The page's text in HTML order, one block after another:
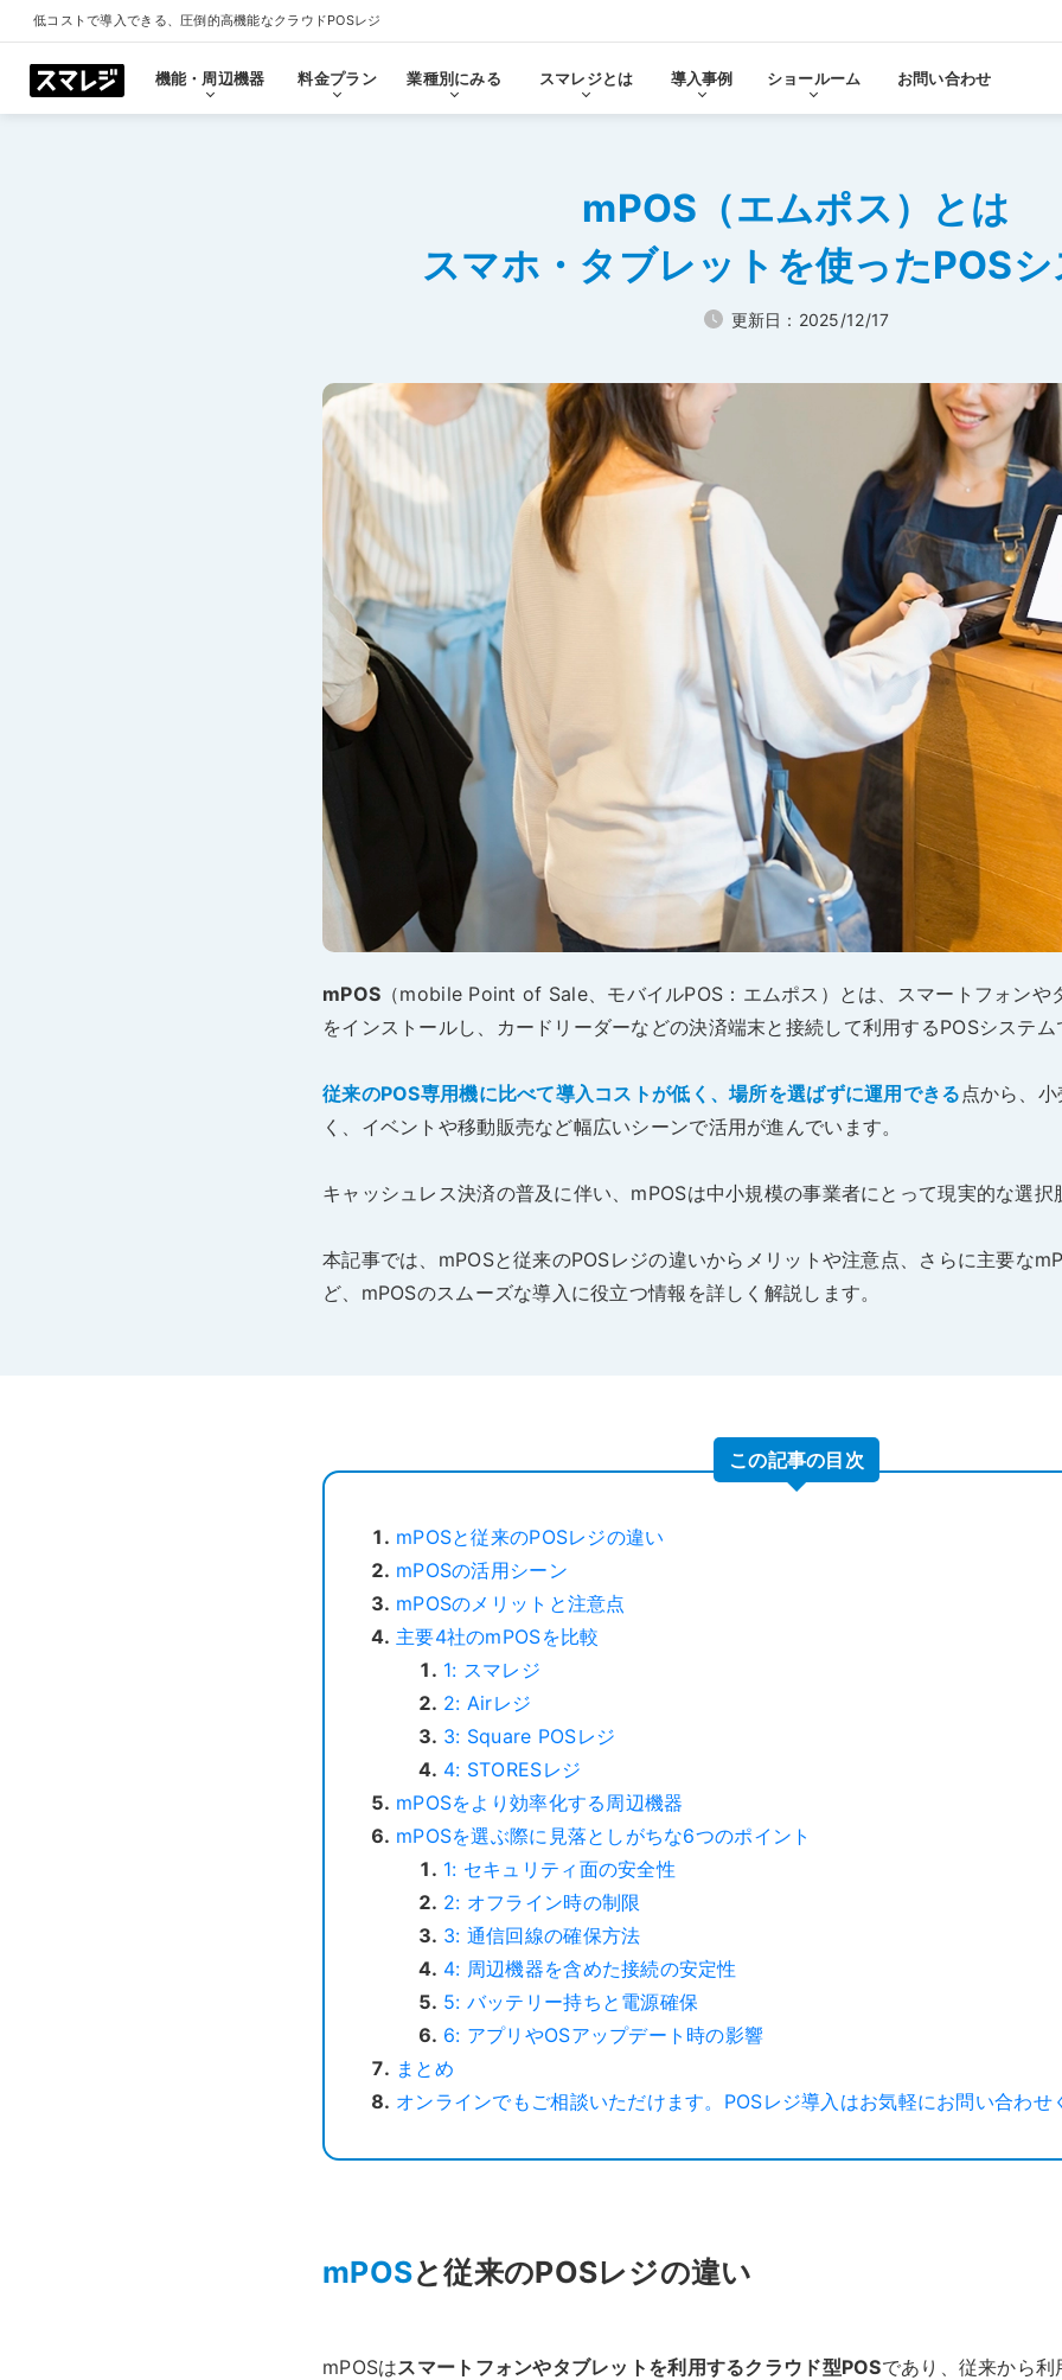
低コストで導入できる、圧倒的高機能なクラウドPOSレジ
機能・周辺機器
セルフレジ・セミセルフレジ
オーダー機能
スマレジ・アプリマーケット
外部システム連携
スマレジ・タイムカード連携
スマレジAPI
スマレジEC
トレーニングモード
スマレジ・ストア
アラート通知機能
分析・管理業務
売上分析
顧客管理
予約管理
複数店舗管理
本部管理
小売店向け在庫管理
受注管理
スタッフ管理
イベントカレンダー
PL 管理
周
マ
料金プラン
プレミアム スタンダード
リテールビジネス
スマレ
業種別にみる
クリニック・薬局で使う アパレル・小売業で使う
美容室・エステで使う イベント・催事で使う 官公庁・地方自治体で使う
スマレジとは
クラウド型POSの特長とは スマレジが選ばれる理由
安心・安全のサービス保証 アフターサポート
お役立
キ
イ
つ
導入事例
クリニック・薬局 アパレル・小売業
イベント・催事
百貨店・ショッピングモー
ル
導入
ショールーム
恵比寿ショールーム 池袋ショールーム 名古屋ショールーム
福岡ショールーム 沖縄ショールーム
お問い合わせ
mPOS（エムポス）とは
スマホ・タブレットを使ったPOS
更新日：2025/12/17
mPOS （mobile Point of Sale、モバイルPOS：エムポス）とは、スマートフォンや
をインストールし、カードリーダーなどの決済端末と接続して利用するPOSシステム
従来のPOS専用機に比べて導入コストが低く、場所を選ばずに運用できる 点から、
く、イベントや移動販売など幅広いシーンで活用が進んでいます。
キャッシュレス決済の普及に伴い、mPOSは中小規模の事業者にとって現実的な選
本記事では、mPOSと従来のPOSレジの違いからメリットや注意点、さらに主要な
ど、mPOSのスムーズな導入に役立つ情報を詳しく解説します。
この記事の目次
mPOSと従来のPOSレジの違い
mPOSの活用シーン
mPOSのメリットと注意点
主要4社のmPOSを比較
1: スマレジ
2: Airレジ
3: Square POSレジ
4: STORESレジ
mPOSをより効率化する周辺機器
mPOSを選ぶ際に見落としがちな6つのポイント
1: セキュリティ面の安全性
2: オフライン時の制限
3: 通信回線の確保方法
4: 周辺機器を含めた接続の安定性
5: バッテリー持ちと電源確保
6: アプリやOSアップデート時の影響
まとめ
オンラインでもご相談いただけます。POSレジ導入はお気軽にお問い合わせ
mPOSと従来のPOSレジの違い
mPOSはスマートフォンやタブレットを利用するクラウド型POSであり、従来から